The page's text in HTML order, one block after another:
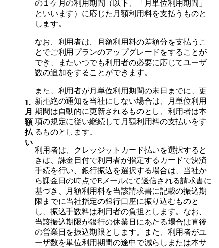
1.
月
額
払
い
の１ケ月の利用期間（以下、「月単位利用期間」
といいます）に応じた月額利用料を支払うものと
します。
なお、利用者は、月額利用料の差額分を支払うこ
とでご利用プランのアップグレードをすることが
でき、またいつでも利用者の必要に応じてユーザ
数の追加をすることができます。
また、利用者が月単位利用期間の末日までに、更
新拒絶の通知を当社にしない場合は、月単位利用
期間は自動的に更新されるものとし、利用者は本
項の規定に従い継続して月額利用料の支払いをす
るものとします。
利用者は、クレッジットカード払いを選択すると
きは、課金日付で利用者が指定するカードで決済
手続を行い、銀行振込を選択する場合は、当社か
ら課金日の時点でEメールにて送信される請求書に
基づき、月額利用料を当該請求書に記載の振込期
限までに当社指定の銀行口座に振り込むものと
し、振込手数料は利用者の負担とします。なお、
当該振込期限が銀行の休業日にあたる場合は直後
の営業日を振込期限とします。また、利用者がユ
ーザ数を単位利用期間の途中で減らしまたは本サ